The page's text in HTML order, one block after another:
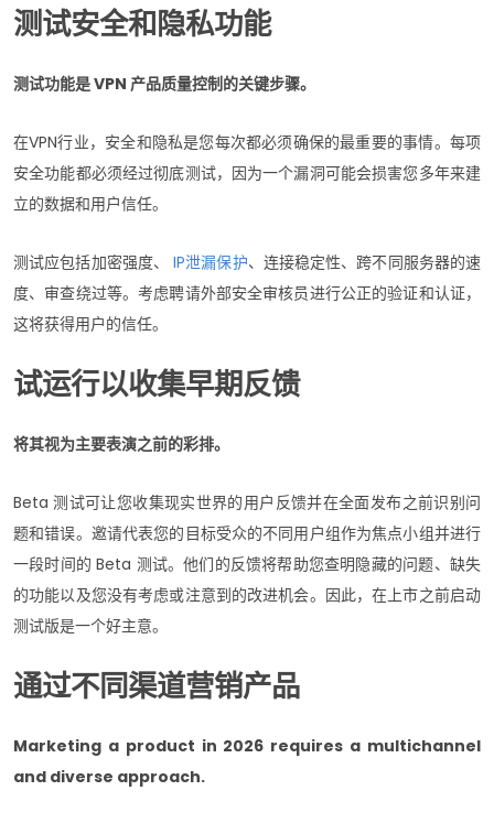
测试安全和隐私功能
测试功能是 VPN 产品质量控制的关键步骤。
在VPN行业，安全和隐私是您每次都必须确保的最重要的事情。每项
安全功能都必须经过彻底测试，因为一个漏洞可能会损害您多年来建
立的数据和用户信任。
测试应包括加密强度、IP泄漏保护、连接稳定性、跨不同服务器的速
度、审查绕过等。考虑聘请外部安全审核员进行公正的验证和认证，
这将获得用户的信任。
试运行以收集早期反馈
将其视为主要表演之前的彩排。
Beta 测试可让您收集现实世界的用户反馈并在全面发布之前识别问
题和错误。邀请代表您的目标受众的不同用户组作为焦点小组并进行
一段时间的 Beta 测试。他们的反馈将帮助您查明隐藏的问题、缺失
的功能以及您没有考虑或注意到的改进机会。因此，在上市之前启动
测试版是一个好主意。
通过不同渠道营销产品
Marketing a product in 2026 requires a multichannel
and diverse approach.